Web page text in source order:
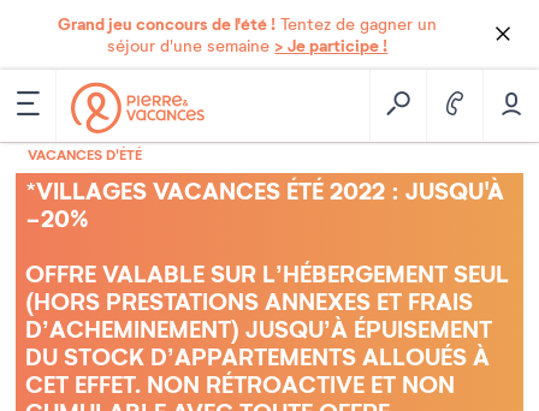
Grand jeu concours de l'été ! Tentez de gagner un
séjour d'une semaine > Je participe !
VACANCES D'ÉTÉ
*VILLAGES VACANCES ÉTÉ 2022 : JUSQU'À
-20%
OFFRE VALABLE SUR L’HÉBERGEMENT SEUL
(HORS PRESTATIONS ANNEXES ET FRAIS
D’ACHEMINEMENT) JUSQU’À ÉPUISEMENT
DU STOCK D’APPARTEMENTS ALLOUÉS À
CET EFFET. NON RÉTROACTIVE ET NON